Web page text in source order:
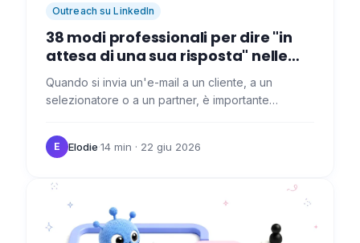
Outreach su LinkedIn
38 modi professionali per dire "in
attesa di una sua risposta" nelle
tue e-mail
Quando si invia un'e-mail a un cliente, a un
selezionatore o a un partner, è importante
proseguire il processo.…
E Elodie·14 min · 22 giu 2026